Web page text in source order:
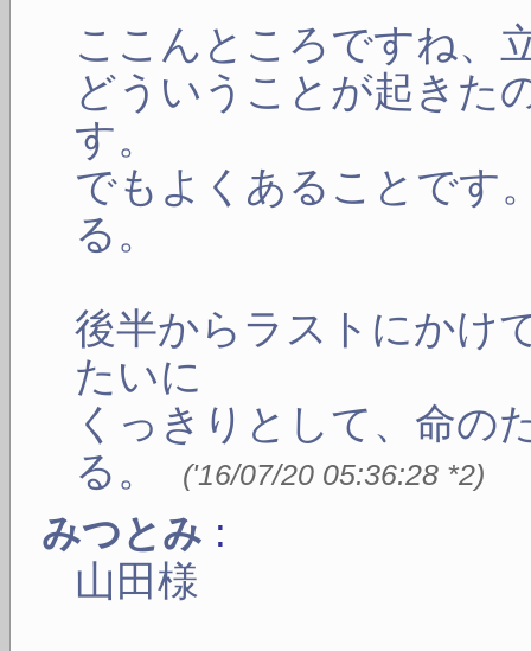
ここんところですね、
どういうことが起き
す。
でもよくあることです
る。
後半からラストにかけ
たいに
くっきりとして、命の
る。
('16/07/20 05:36:28 *2)
みつとみ :
山田様